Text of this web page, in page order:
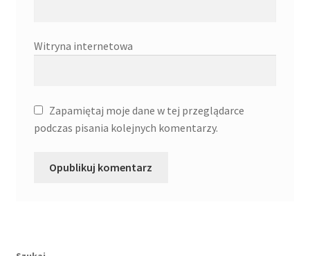
Witryna internetowa
Zapamiętaj moje dane w tej przeglądarce
podczas pisania kolejnych komentarzy.